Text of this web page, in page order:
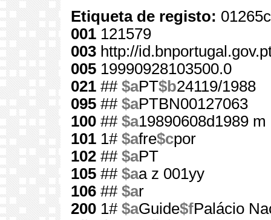
Etiqueta de registo:
001 121579
003 http://
005 19990928103500.0
021 ## $aPT$b24119/1988
095 ## $aPTBN00127063
100 ## $a19890608d1989
101 1# $afre$cpor
102 ## $aPT
105 ## $aa z 001yy
106 ## $ar
200 1# $aGuide$fPalácio